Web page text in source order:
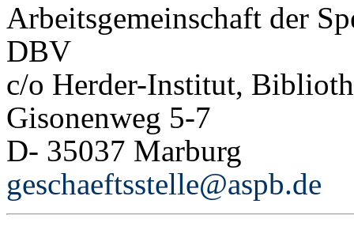
Arbeitsgemeinschaft der
DBV
c/o Herder-Institut,
Gisonenweg 5-7
D- 35037 Marburg
geschaeftsstelle@aspb.de